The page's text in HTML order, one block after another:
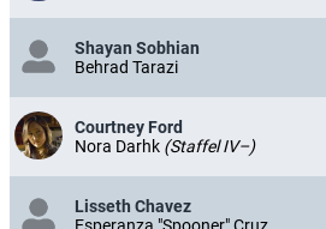
Shayan Sobhian
Behrad Tarazi
Courtney Ford
Nora Darhk (Staffel IV–)
Lisseth Chavez